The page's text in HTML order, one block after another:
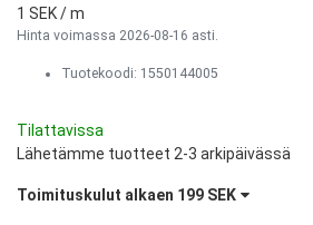
1 SEK/ m
Hinta voimassa 2026-08-16 asti.
Tuotekoodi: 1550144005
Tilattavissa
Lähetämme tuotteet 2-3 arkipäivässä
Toimituskulut alkaen 199 SEK